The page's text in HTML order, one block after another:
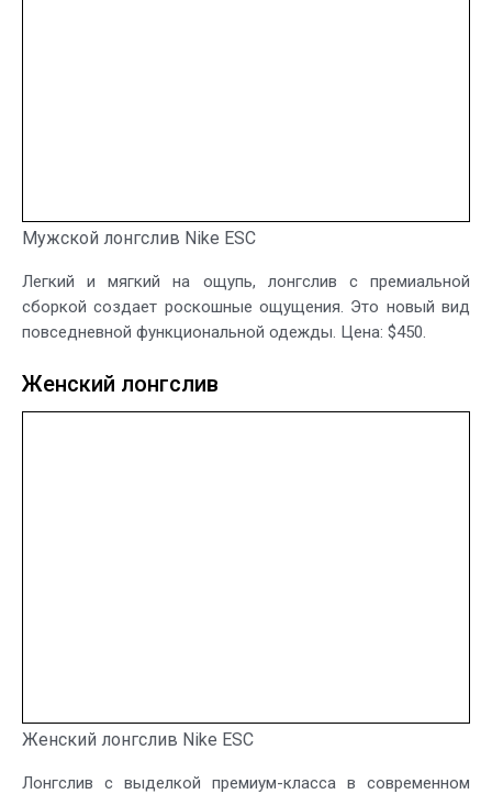
Мужской лонгслив Nike ESC
Легкий и мягкий на ощупь, лонгслив с премиальной
сборкой создает роскошные ощущения. Это новый вид
повседневной функциональной одежды. Цена: $450.
Женский лонгслив
Женский лонгслив Nike ESC
Лонгслив с выделкой премиум-класса в современном